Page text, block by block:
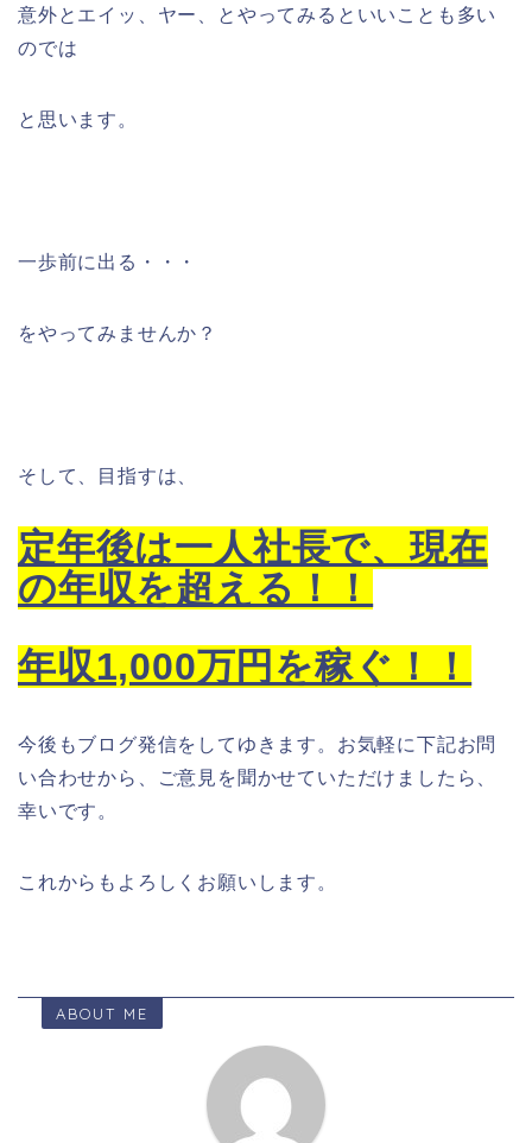
意外と エイッ、ヤー、とやってみるといいことも多い
のでは
と思います。
一歩前に出る・・・
をやってみませんか？
そして、目指すは、
定年後は一人社長で、現在
の年収を超える！！
年収1,000万円を稼ぐ！！
今後もブログ発信をしてゆきます。お気軽に下記お問
い合わせから、ご意見を聞かせていただけましたら、
幸いです。
これからもよろしくお願いします。
ABOUT ME